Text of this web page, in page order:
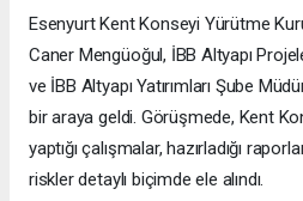
Esenyurt Kent Konseyi Yürütme
Caner Mengüoğul, İBB Altyapı
ve İBB Altyapı Yatırımları Şube
bir araya geldi. Görüşmede, Kent
yaptığı çalışmalar, hazırladığı
riskler detaylı biçimde ele alındı.